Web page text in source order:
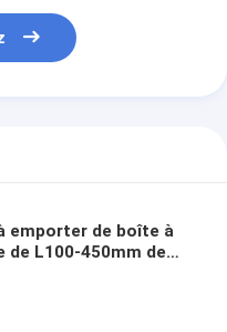
emporter de boîte à
de L100-450mm de